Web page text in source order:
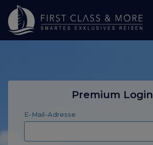
Premium Login
E-Mail-Adresse